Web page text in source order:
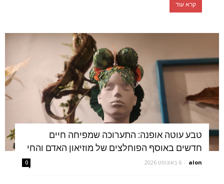
קרא עוד
טבע עוטה אופנה: התערוכה שמפיחה חיים
חדשים באוסף הפוחלצים של מוזיאון האדם והחי
alon
- 6 באוגוסט 2026 0